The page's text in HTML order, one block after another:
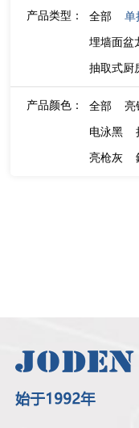
产品类型： 全部 单
埋墙面盆
抽取式厨
产品颜色： 全部 亮
电泳黑
亮枪灰